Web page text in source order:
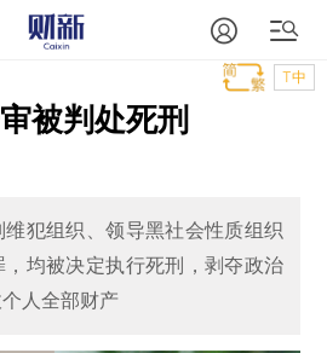
T中
被判处死刑
犯组织、领导黑社会性质组织
均被决定执行死刑，剥夺政治
人全部财产